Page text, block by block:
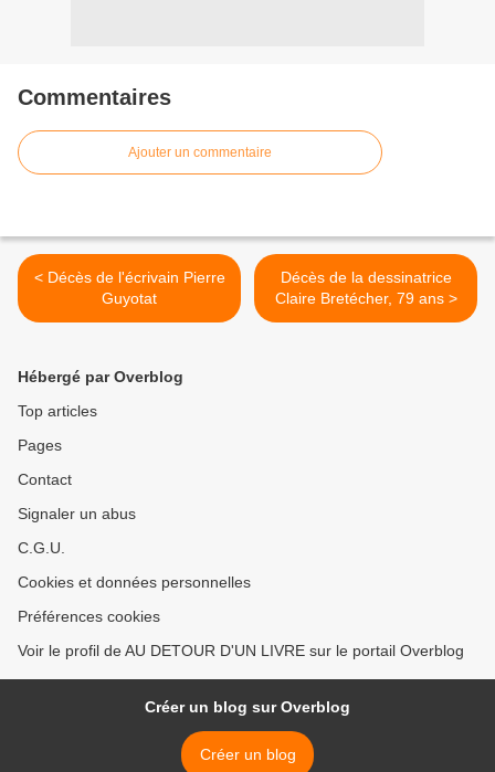
Commentaires
Ajouter un commentaire
< Décès de l'écrivain Pierre
Guyotat
Décès de la dessinatrice
Claire Bretécher, 79 ans >
Hébergé par Overblog
Top articles
Pages
Contact
Signaler un abus
C.G.U.
Cookies et données personnelles
Préférences cookies
Voir le profil de AU DETOUR D'UN LIVRE sur le portail Overblog
Créer un blog sur Overblog
Créer un blog